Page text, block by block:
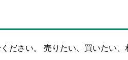
さい。 売りたい、買いたい